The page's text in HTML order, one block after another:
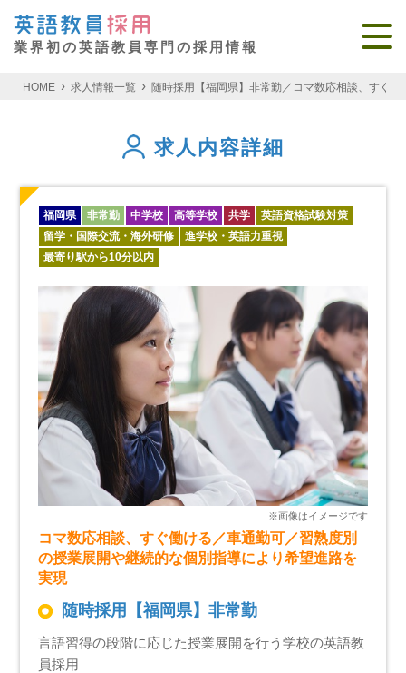
業界初の英語教員専門の採用情報
HOME 求人情報一覧 随時採用【福岡県】非常勤／コマ数応相談、すぐ
求人内容詳細
福岡県 非常勤 中学校 高等学校 共学
英語資格試験対策
留学・国際交流・海外研修
進学校・英語力重視
最寄り駅から10分以内
コマ数応相談、すぐ働ける／車通勤可／習熟度別
の授業展開や継続的な個別指導により希望進路を
実現
随時採用【福岡県】非常勤
言語習得の段階に応じた授業展開を行う学校の英語教
員採用